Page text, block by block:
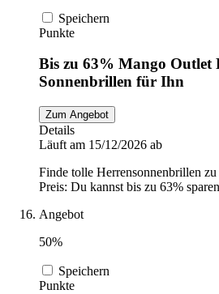
Speichern
Punkte
Bis zu 63% Mango Outlet
Sonnenbrillen für Ihn
Zum Angebot
Details
Läuft am 15/12/2026 ab
Finde tolle Herrensonnenbrillen
Preis: Du kannst bis zu 63%
Angebot
50%
Speichern
Punkte